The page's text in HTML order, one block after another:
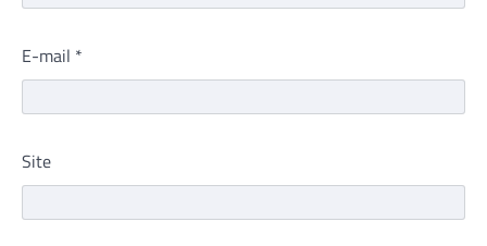
E-mail *
Site